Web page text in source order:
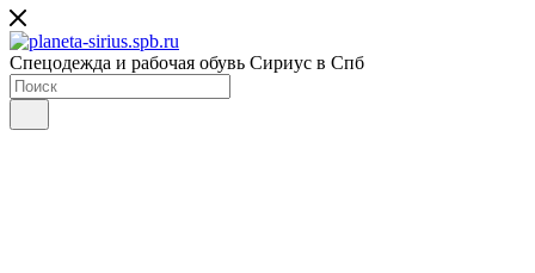
Спецодежда и рабочая обувь Сириус в Спб